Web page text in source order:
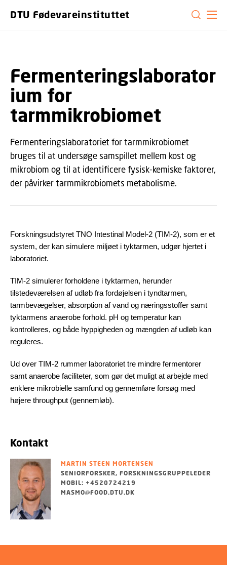
DTU Fødevareinstituttet
Fermenteringslaborator
ium for
tarmmikrobiomet
Fermenteringslaboratoriet for tarmmikrobiomet
bruges til at undersøge samspillet mellem kost og
mikrobiom og til at identificere fysisk-kemiske faktorer,
der påvirker tarmmikrobiomets metabolisme.
Forskningsudstyret TNO Intestinal Model-2 (TIM-2), som er et
system, der kan simulere miljøet i tyktarmen, udgør hjertet i
laboratoriet.
TIM-2 simulerer forholdene i tyktarmen, herunder
tilstedeværelsen af udløb fra fordøjelsen i tyndtarmen,
tarmbevægelser, absorption af vand og næringsstoffer samt
tyktarmens anaerobe forhold. pH og temperatur kan
kontrolleres, og både hyppigheden og mængden af udløb kan
reguleres.
Ud over TIM-2 rummer laboratoriet tre mindre fermentorer
samt anaerobe faciliteter, som gør det muligt at arbejde med
enklere mikrobielle samfund og gennemføre forsøg med
højere throughput (gennemløb).
Kontakt
MARTIN STEEN MORTENSEN
SENIORFORSKER, FORSKNINGSGRUPPELEDER
MOBIL: +4520724219
MASMO@FOOD.DTU.DK